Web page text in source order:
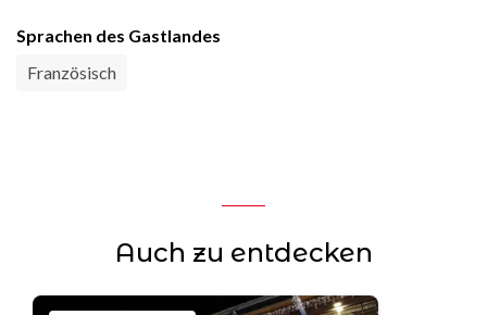
Sprachen des Gastlandes
Französisch
Auch zu entdecken